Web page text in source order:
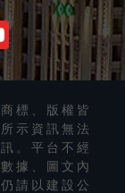
標、版權皆
示資訊無法
。平台不經
據、圖文內
請以建設公